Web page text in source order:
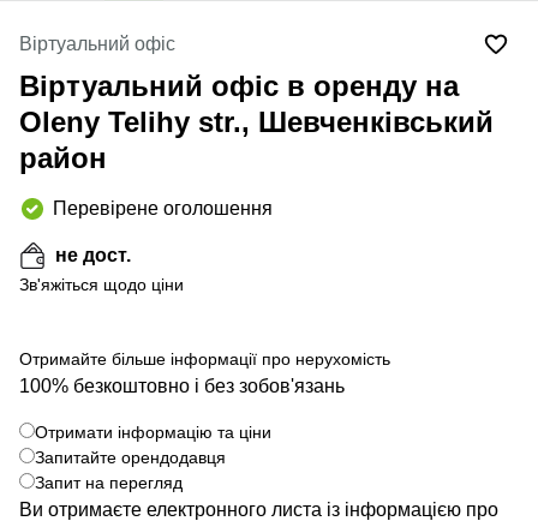
Віртуальний офіс
Віртуальний офіс в оренду на
Oleny Telihy str., Шевченківський
район
Перевірене оголошення
не дост.
Зв'яжіться щодо ціни
Отримайте більше інформації про нерухомість
100% безкоштовно і без зобов'язань
Отримати інформацію та ціни
Запитайте орендодавця
Запит на перегляд
Ви отримаєте електронного листа із інформацією про